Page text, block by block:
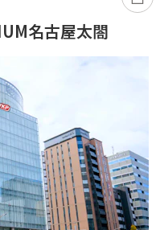
名古屋太閤